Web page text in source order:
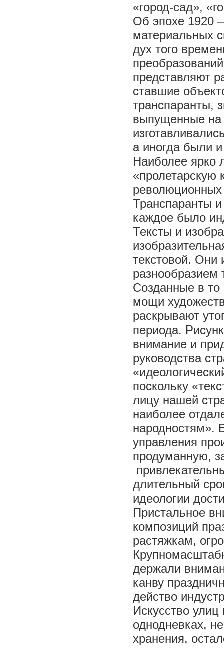
«город-сад»,
Об эпохе 1920
материальных
дух того
представляют
ставшие
транспаранты,
выпущенные на
а иногда были
Наиболее ярко
«пролетарскую
революционных
Транспаранты
каждое было
Тексты и
текстовой. Они
разнообразием
Созданные в то
мощи
раскрывают
периода.
внимание и
руководства
поскольку
лицу нашей
наиболее
народностям».
управления
продуманную,
длительный
идеологии
Пристальное
композиций
растяжкам,
держали
канву
действо
Искусство
однодневках,
хранения,